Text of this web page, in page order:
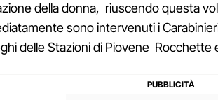
della donna, riuscendo questa
sono intervenuti i
delle Stazioni di Piovene Rocchette